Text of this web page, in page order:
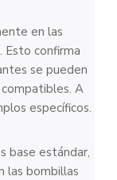
en las
Esto confirma
se pueden
A
específicos.
base estándar,
las bombillas